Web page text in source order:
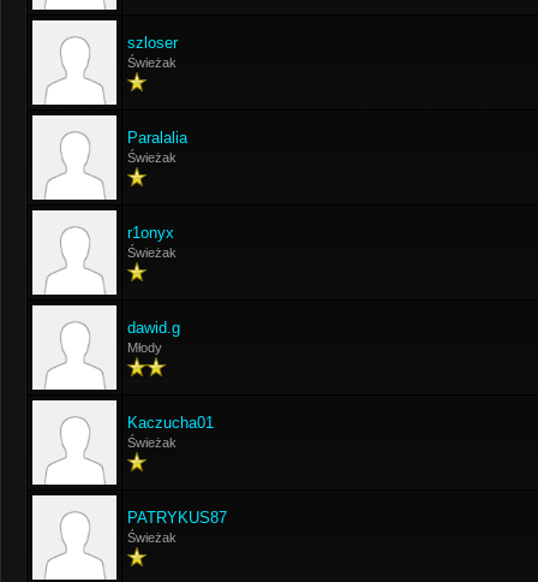
szloser
Świeżak
Paralalia
Świeżak
r1onyx
Świeżak
dawid.g
Młody
Kaczucha01
Świeżak
PATRYKUS87
Świeżak